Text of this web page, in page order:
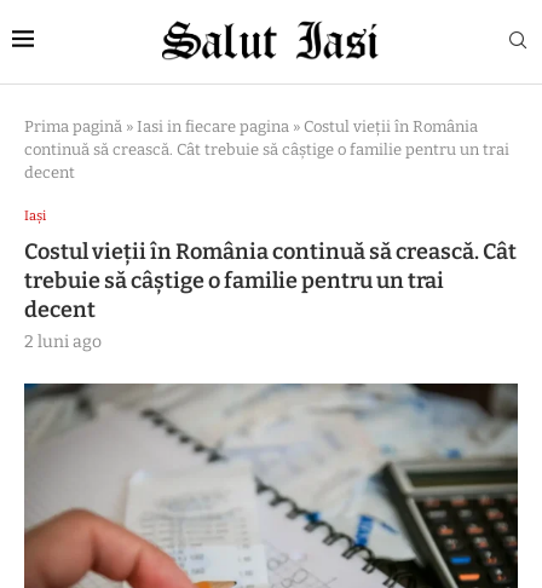
Prima pagină » Iasi in fiecare pagina » Costul vieții în România
continuă să crească. Cât trebuie să câștige o familie pentru un trai
decent
Iași
Costul vieții în România continuă să crească. Cât
trebuie să câștige o familie pentru un trai
decent
2 luni ago